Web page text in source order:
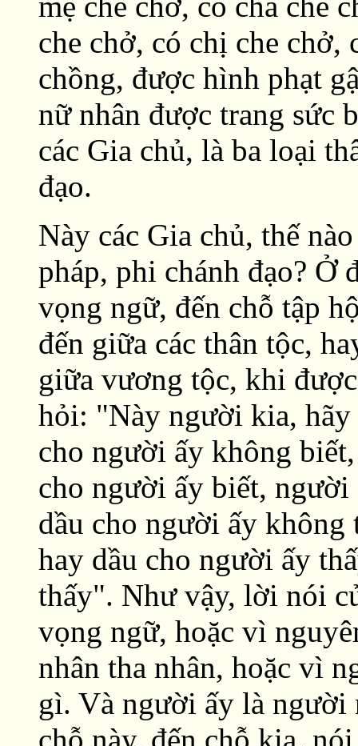
che chở, có chị che chở,
chồng, được hình phạt
nữ nhân được trang sức
các Gia chủ, là ba loại
đạo.
Này các Gia chủ, thế
pháp, phi chánh đạo? Ở
vọng ngữ, đến chỗ tập
đến giữa các thân tộc,
giữa vương tộc, khi
hỏi: "Này người kia,
cho người ấy không
cho người ấy biết,
dầu cho người ấy
hay dầu cho người ấy
thấy". Như vậy, lời nói
vọng ngữ, hoặc vì
nhân tha nhân, hoặc vì
gì. Và người ấy là
chỗ này, đến chỗ kia,